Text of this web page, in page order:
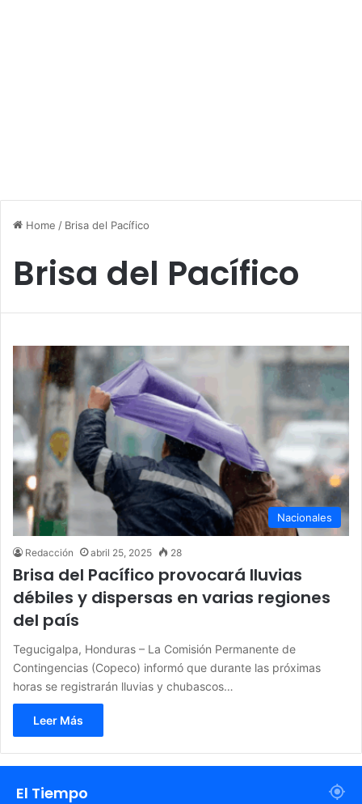
Home / Brisa del Pacífico
Brisa del Pacífico
Nacionales
Redacción abril 25, 2025 28
Brisa del Pacífico provocará lluvias
débiles y dispersas en varias regiones
del país
Tegucigalpa, Honduras – La Comisión Permanente de
Contingencias (Copeco) informó que durante las próximas
horas se registrarán lluvias y chubascos…
Leer Más
El Tiempo